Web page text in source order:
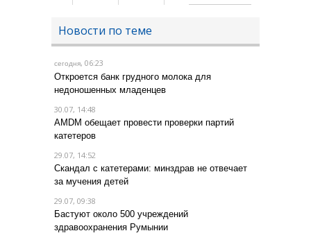
Новости по теме
сегодня, 06:23
Откроется банк грудного молока для
недоношенных младенцев
30.07, 14:48
AMDM обещает провести проверки партий
катетеров
29.07, 14:52
Скандал с катетерами: минздрав не отвечает
за мучения детей
29.07, 09:38
Бастуют около 500 учреждений
здравоохранения Румынии